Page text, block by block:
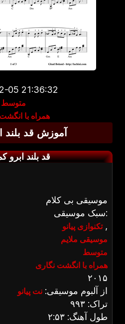
05 21:36:32
متوسط
همراه با
آموزش قد بلند
قد بلند ابرو
موسیقی بی کلام
سبک موسیقی:
تکنوازی پیانو,
موسیقی ملایم
متوسط
همراه با انگشت نگاری
۲۰۱۵
از آلبوم موسیقی: نت پیانو
تراک: ۹۹۳
طول آهنگ: ۲:۵۳